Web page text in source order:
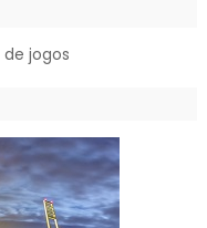
jogos